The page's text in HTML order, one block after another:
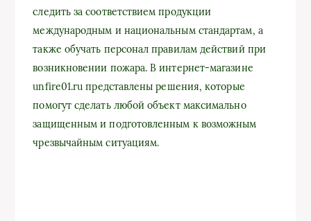
следить за соответствием продукции
международным и национальным стандартам, а
также обучать персонал правилам действий при
возникновении пожара. В интернет-магазине
unfire01.ru представлены решения, которые
помогут сделать любой объект максимально
защищенным и подготовленным к возможным
чрезвычайным ситуациям.